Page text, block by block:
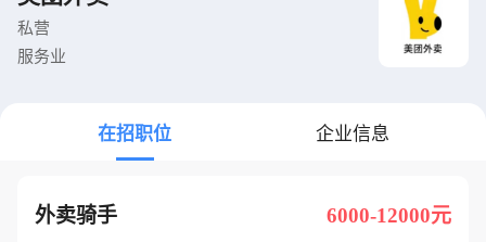
私营
服务业
在招职位 企业信息
外卖骑手 6000-12000元